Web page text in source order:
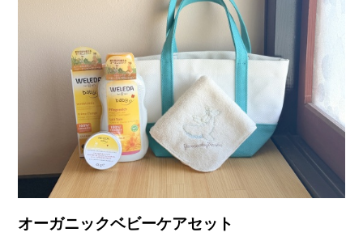
オーガニックベビーケアセット